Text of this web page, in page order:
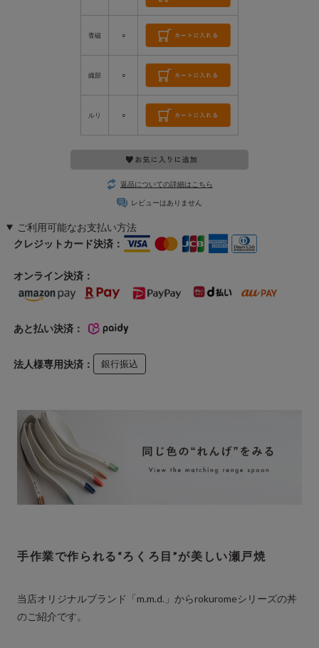
青磁 ○
織部 ○
ルリ ○
返品についての詳細はこちら
レビューはありません
ご利用可能なお支払い方法
クレジットカード決済：
オンライン決済：
あと払い決済：
法人様専用決済： 銀行振込
手作業で作られる“ろくろ目”が美しい瀬戸焼
当店オリジナルブランド「m.m.d.」からrokuromeシリーズの丼
のご紹介です。